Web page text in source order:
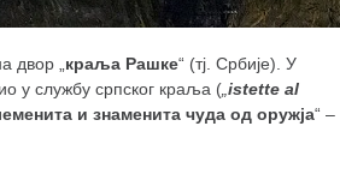
двор „краља Рашке“ (тј. Србије). У
у службу српског краља („istette al
и знаменита чуда од оружја“ –